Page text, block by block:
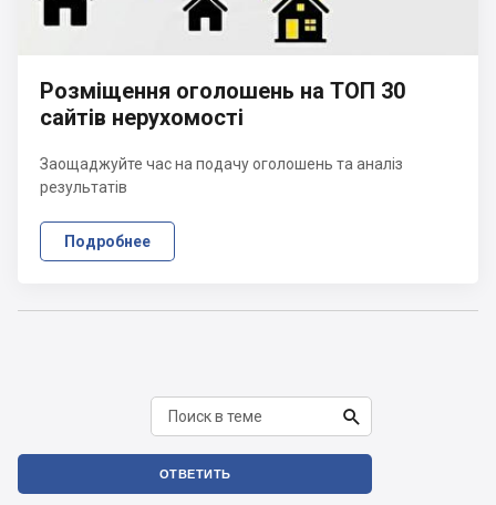
Розміщення оголошень на ТОП 30
сайтів нерухомості
Заощаджуйте час на подачу оголошень та аналіз
результатів
Подробнее

ОТВЕТИТЬ